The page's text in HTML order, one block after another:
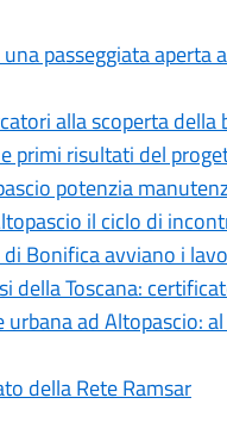
passeggiata
alla scoperta della
primi risultati del
potenzia
il ciclo di
Bonifica avviano i
della Toscana:
ad Altopascio:
della Rete Ramsar